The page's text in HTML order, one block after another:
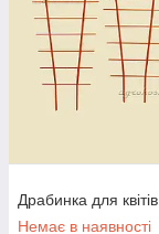
Драбинка для квітів
Немає в наявності